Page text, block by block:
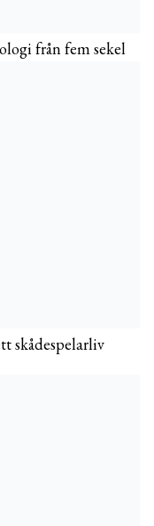
från fem sekel
skådespelarliv